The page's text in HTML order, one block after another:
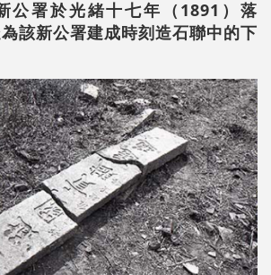
公署於光緒十七年（1891）落
該新公署建成時刻造石聯中的下